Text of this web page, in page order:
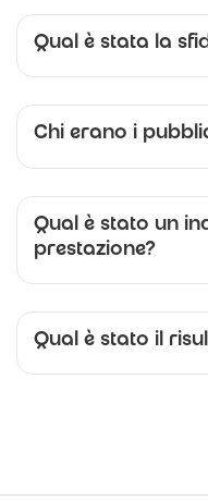
Qual è stata la
Chi erano i
Qual è stato un
prestazione?
Qual è stato il